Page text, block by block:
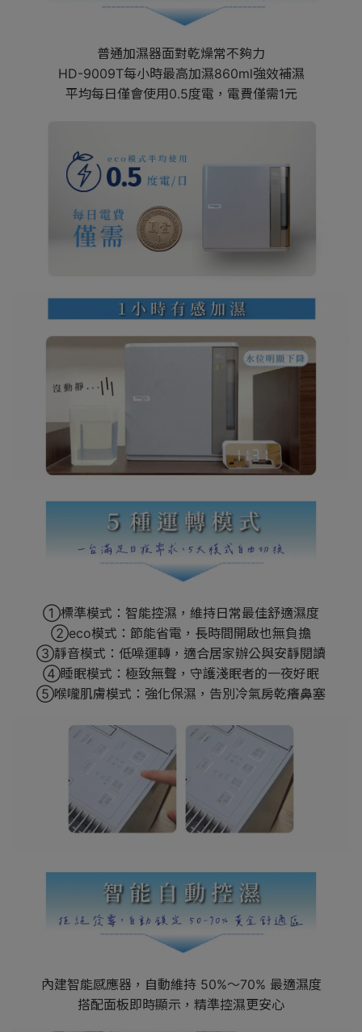
普通加濕器面對乾燥常不夠力
HD-9009T每小時最高加濕860ml強效補濕
平均每日僅會使用0.5度電，電費僅需1元
①標準模式：智能控濕，維持日常最佳舒適濕度
②eco模式：節能省電，長時間開啟也無負擔
③靜音模式：低噪運轉，適合居家辦公與安靜閱讀
④睡眠模式：極致無聲，守護淺眠者的一夜好眠
⑤喉嚨肌膚模式：強化保濕，告別冷氣房乾癢鼻塞
內建智能感應器，自動維持 50%～70% 最適濕度
搭配面板即時顯示，精準控濕更安心